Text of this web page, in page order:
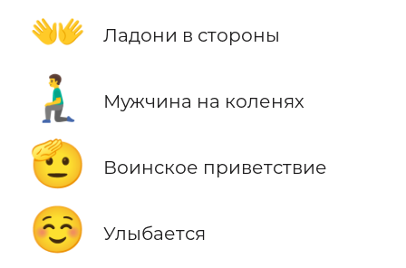
👐 Ладони в стороны
🧎‍♂️ Мужчина на коленях
🫡 Воинское приветствие
☺️ Улыбается